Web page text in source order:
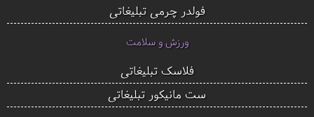
فولدر چرمی تبلیغاتی
ورزش و سلامت
فلاسک تبلیغاتی
ست مانیکور تبلیغاتی